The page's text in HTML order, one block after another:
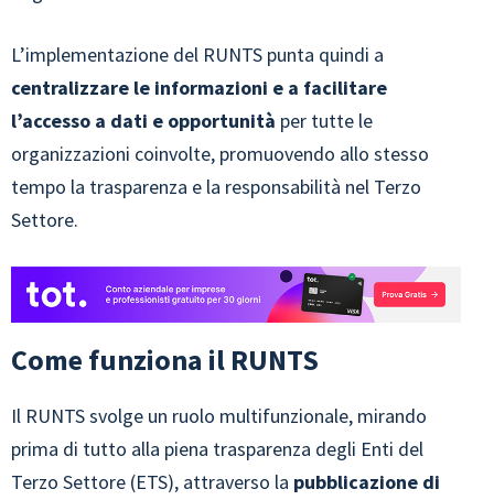
L’implementazione del RUNTS punta quindi a
centralizzare le informazioni e a facilitare
l’accesso a dati e opportunità per tutte le
organizzazioni coinvolte, promuovendo allo stesso
tempo la trasparenza e la responsabilità nel Terzo
Settore.
Come funziona il RUNTS
Il RUNTS svolge un ruolo multifunzionale, mirando
prima di tutto alla piena trasparenza degli Enti del
Terzo Settore (ETS), attraverso la pubblicazione di